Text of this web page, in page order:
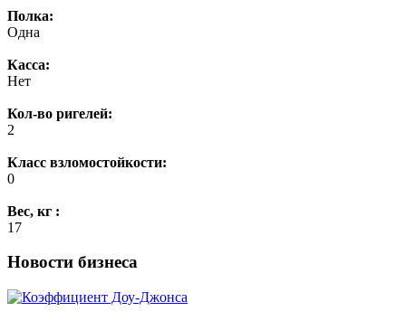
Полка:
Одна
Касса:
Нет
Кол-во ригелей:
2
Класс взломостойкости:
0
Вес, кг :
17
Новости бизнеса